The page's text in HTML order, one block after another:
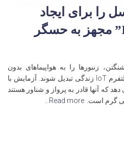
را برای ایجاد
“پلتفرم زندگی IoT” مجهز به حسگر
زنبورها را به هواپیماهای بدون
سرنشین تبدیل می کند تا به یک پلتفرم IoT زندگی تبدیل شوند. آزمایش با
که آنها قادر به پرواز و شناور هستند
Read more…